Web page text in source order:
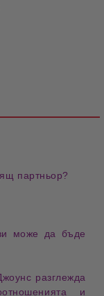
партньор?
да бъде
разглежда
и